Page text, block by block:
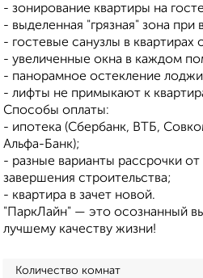
- зонирование квартиры на
- выделенная "грязная" зона при
- гостевые санузлы в квартирах
- увеличенные окна в каждом
- панорамное остекление
- лифты не примыкают к
Способы оплаты:
- ипотека (Сбербанк, ВТБ,
Альфа-Банк);
- разные варианты рассрочки
завершения строительства;
- квартира в зачет новой.
"ПаркЛайн" — это осознанный
лучшему качеству жизни!
Количество комнат